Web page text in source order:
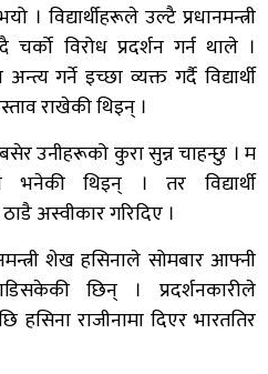
विद्यार्थीहरूले उल्टै प्रधानमन्त्री
चर्को विरोध प्रदर्शन गर्न थाले ।
गर्ने इच्छा व्यक्त गर्दै विद्यार्थी
राखेकी थिइन् ।
उनीहरूको कुरा सुन्न चाहन्छु । म
भनेकी थिइन् । तर विद्यार्थी
अस्वीकार गरिदिए ।
शेख हसिनाले सोमबार आफ्नी
छिन् । प्रदर्शनकारीले
हसिना राजीनामा दिएर भारततिर